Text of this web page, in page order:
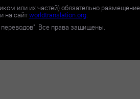
или их частей) обязательно размещение
на сайтworldtranslation.org.
Все права защищены.